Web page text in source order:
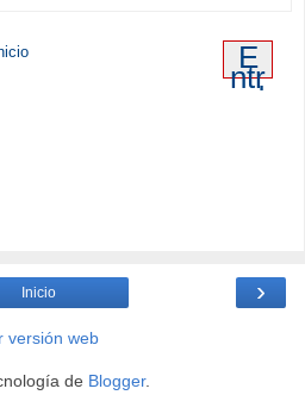
E
ntr
ad
›
Inicio
versión web
de Blogger.